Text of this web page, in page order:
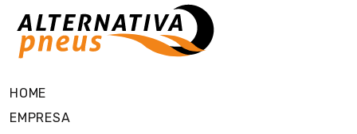
HOME
EMPRESA